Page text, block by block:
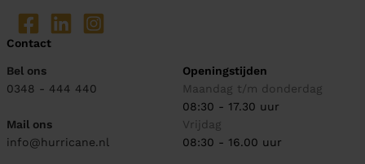
Contact
Bel ons
0348 - 444 440
Mail ons
info@hurricane.nl
Openingstijden
Maandag t/m donderdag
08:30 - 17.30 uur
Vrijdag
08:30 - 16.00 uur